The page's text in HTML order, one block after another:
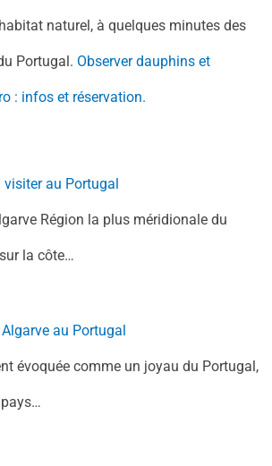
naturel, à quelques minutes des
Portugal. Observer dauphins et
: infos et réservation.
au Portugal
Région la plus méridionale du
la côte…
au Portugal
évoquée comme un joyau du Portugal,